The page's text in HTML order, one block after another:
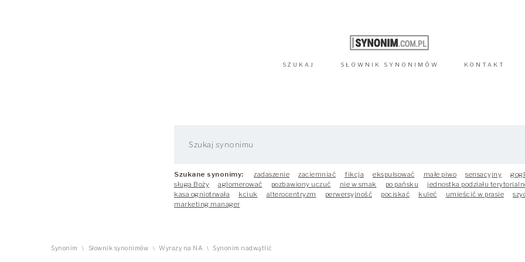
SZUKAJ SŁOWNIK SYNONIMÓW KONTAKT
Szukane synonimy: zadaszenie zaciemniać fikcja ekspulsować małe piwo sensacyjny
sługa Boży
aglomerować pozbawiony uczuć nie w smak po pańsku jednostka podziału
kasa ogniotrwała
kciuk alterocentryzm perwersyjność pociskać kuleć umieścić w prasie
marketing manager
Synonim \ Słownik synonimów \ Wyrazy na NA \ Synonim nadwątlić